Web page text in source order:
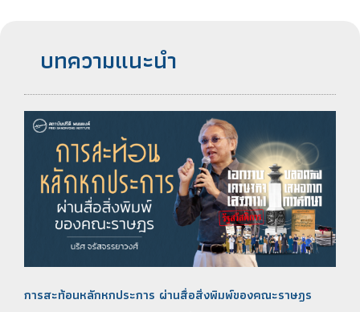
บทความแนะนำ
การสะท้อนหลักหกประการ ผ่านสื่อสิ่งพิมพ์ของคณะราษฎร